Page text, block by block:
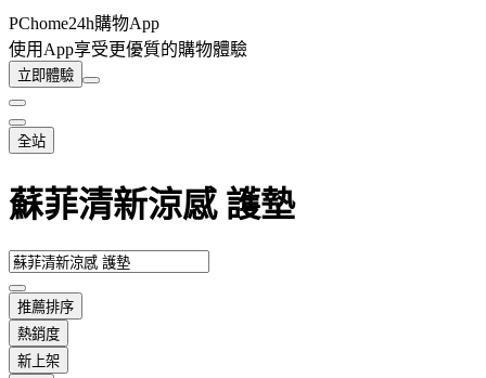
PChome24h購物App
使用App享受更優質的購物體驗
立即體驗
全站
蘇菲清新涼感 護墊
推薦排序
熱銷度
新上架